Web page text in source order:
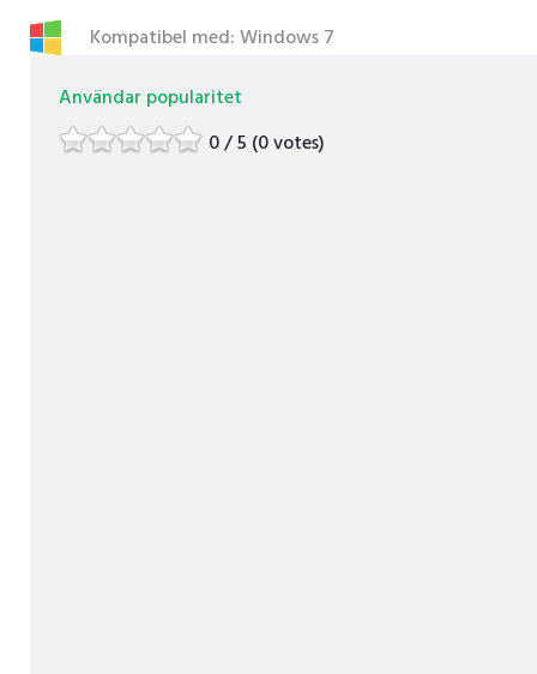
Kompatibel med: Windows 7
Användar popularitet
0 / 5 (0 votes)